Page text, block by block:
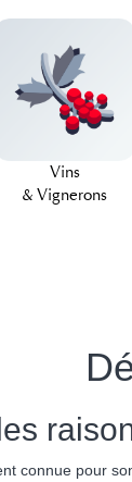
Vins
& Vignerons
connue pour